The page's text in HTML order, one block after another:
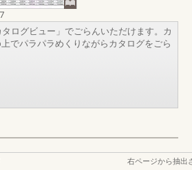
ログビュー」でごらんいただけます。カ
でパラパラめくりながらカタログをごら
右ページから抽出